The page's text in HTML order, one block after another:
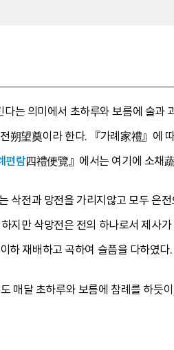
는 의미에서 초하루와 보름에 술과
朔望奠이라 한다. 『가례家禮』에
편람四禮便覽』에서는 여기에 소채
삭전과 망전을 가리지않고 모두 은전
만 삭망전은 전의 하나로서 제사
하 재배하고 곡하여 슬픔을 다하였다.
매달 초하루와 보름에 참례를 하듯